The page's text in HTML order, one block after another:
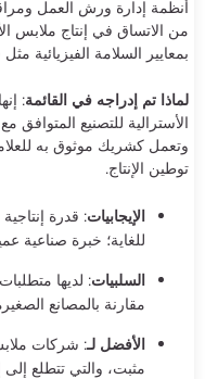
أنظمة إدارة ورش العمل
من الاتساق في إنتاج ملابس
بمعايير السلامة الفيزيائية
لماذا تم إدراجه في القائمة:
الأسترالية للتصنيع
وتعمل كشريك موثوق به
توطين الإنتاج.
الإيجابيات: قدرة
للغاية؛ خبرة صناعية
السلبيات
مقارنة بالمصانع
الأفضل لـ: شركات
مثبت، والتي تتطلع